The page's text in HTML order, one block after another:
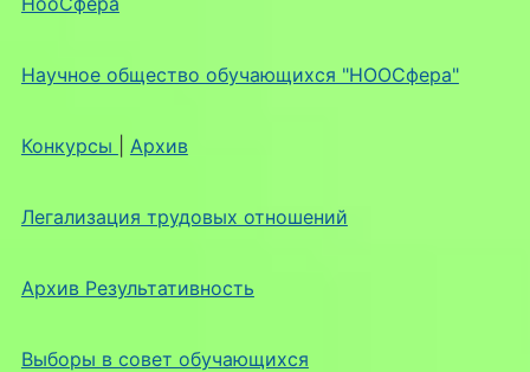
Научное общество обучающихся "НООСфера"
Конкурсы Архив
Легализация трудовых отношений
Архив Результативность
Выборы в совет обучающихся